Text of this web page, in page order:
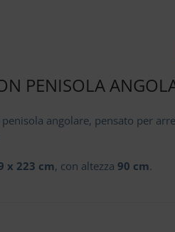
PENISOLA
angolare, pensato per
x 223 cm, con altezza 90 cm.